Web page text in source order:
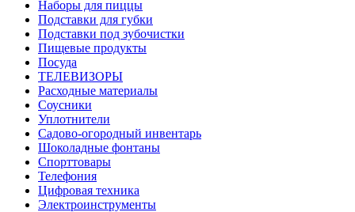
Наборы для пиццы
Подставки для губки
Подставки под зубочистки
Пищевые продукты
Посуда
ТЕЛЕВИЗОРЫ
Расходные материалы
Соусники
Уплотнители
Садово-огородный инвентарь
Шоколадные фонтаны
Спорттовары
Телефония
Цифровая техника
Электроинструменты